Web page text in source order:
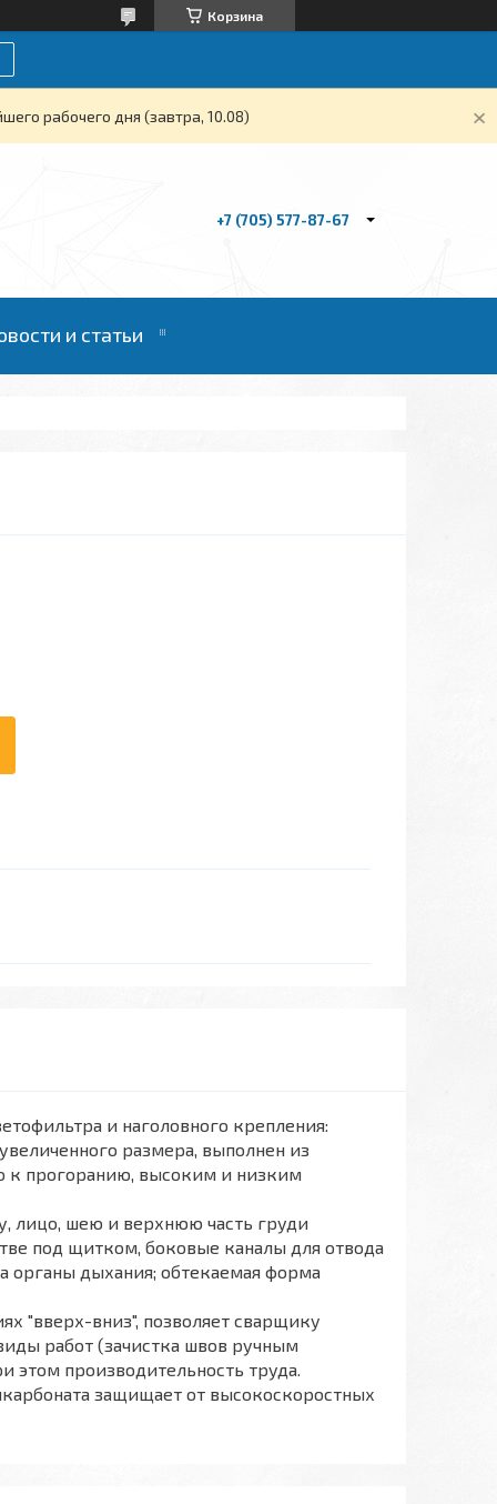
Корзина
рабочего дня (завтра, 10.08)
+7 (705) 577-87-67
и статьи
и наголовного крепления:
размера, выполнен из
к прогоранию, высоким и низким
лицо, шею и верхнюю часть груди
под щитком, боковые каналы для отвода
органы дыхания; обтекаемая форма
"вверх-вниз", позволяет сварщику
работ (зачистка швов ручным
этом производительность труда.
защищает от высокоскоростных